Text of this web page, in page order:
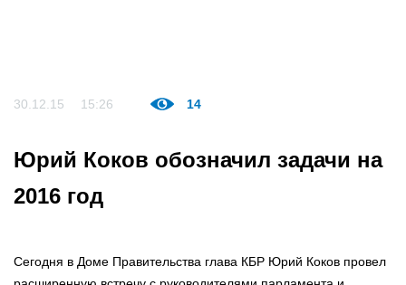
30.12.15 15:26 14
Юрий Коков обозначил задачи на
2016 год
Сегодня в Доме Правительства глава КБР Юрий Коков провел